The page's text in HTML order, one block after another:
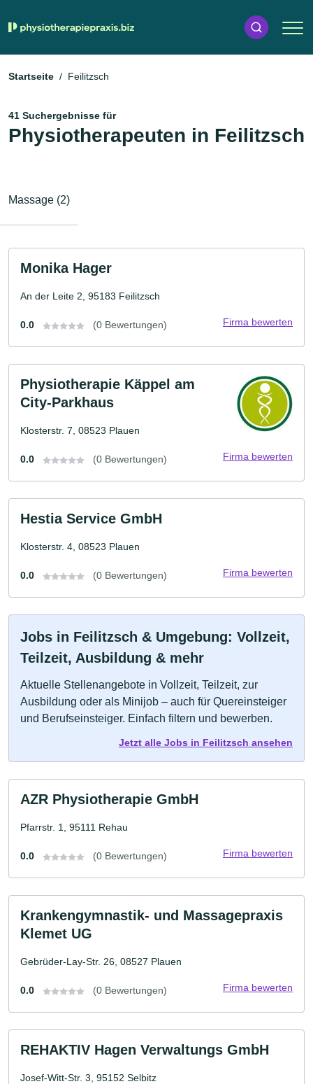
Startseite Feilitzsch
41 Suchergebnisse für
Physiotherapeuten in Feilitzsch
Massage (2)
Monika Hager
An der Leite 2, 95183 Feilitzsch
0.0 (0 Bewertungen) Firma bewerten
Physiotherapie Käppel am
City-Parkhaus
Klosterstr. 7, 08523 Plauen
0.0 (0 Bewertungen) Firma bewerten
Hestia Service GmbH
Klosterstr. 4, 08523 Plauen
0.0 (0 Bewertungen) Firma bewerten
Jobs in Feilitzsch & Umgebung: Vollzeit,
Teilzeit, Ausbildung & mehr
Aktuelle Stellenangebote in Vollzeit, Teilzeit, zur
Ausbildung oder als Minijob – auch für Quereinsteiger
und Berufseinsteiger. Einfach filtern und bewerben.
Jetzt alle Jobs in Feilitzsch ansehen
AZR Physiotherapie GmbH
Pfarrstr. 1, 95111 Rehau
0.0 (0 Bewertungen) Firma bewerten
Krankengymnastik- und Massagepraxis
Klemet UG
Gebrüder-Lay-Str. 26, 08527 Plauen
0.0 (0 Bewertungen) Firma bewerten
REHAKTIV Hagen Verwaltungs GmbH
Josef-Witt-Str. 3, 95152 Selbitz